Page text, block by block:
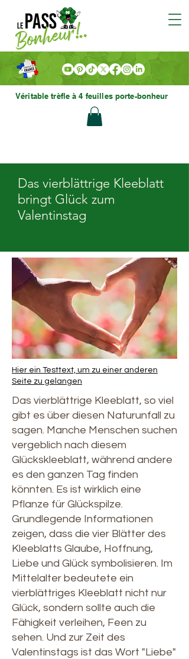
Véritable trèfle à 4 feuilles porte-bonheur
Das vierblättrige Kleeblatt
bringt Glück zum
Valentinstag
Hier ein Testtext, um zu einer anderen
Seite zu gelangen
Das vierblättrige Kleeblatt, so viel
gibt es über diesen Naturunfall zu
sagen. Manche Menschen suchen
vergeblich nach diesem
Glückskleeblatt, während andere
es den ganzen Tag finden
könnten. Es ist wirklich eine
Pflanze für Glückspilze.
Grundlegende Informationen
zeigen, dass die vier Blätter des
Kleeblatts Glaube, Hoffnung,
Liebe und Glück symbolisieren. Im
Mittelalter bedeutete ein
vierblättriges Kleeblatt nicht nur
Glück, sondern sollte auch die
Fähigkeit verleihen, Feen zu
sehen. Und zur Zeit des
Valentinstags ist das Wort "Liebe"